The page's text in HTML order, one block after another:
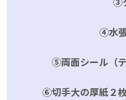
④水
⑤両面シール（
➅切手大の厚紙２